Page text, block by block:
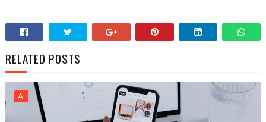
RELATED POSTS
AI